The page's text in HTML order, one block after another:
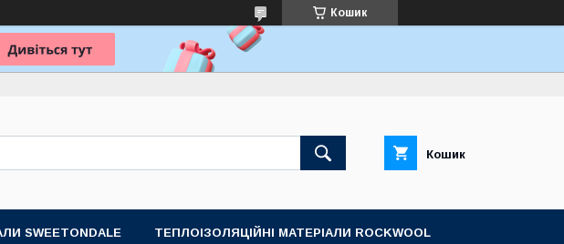
Кошик
Кошик
SWEETONDALE ТЕПЛОІЗОЛЯЦІЙНІ МАТЕРІАЛИ ROCKWOOL